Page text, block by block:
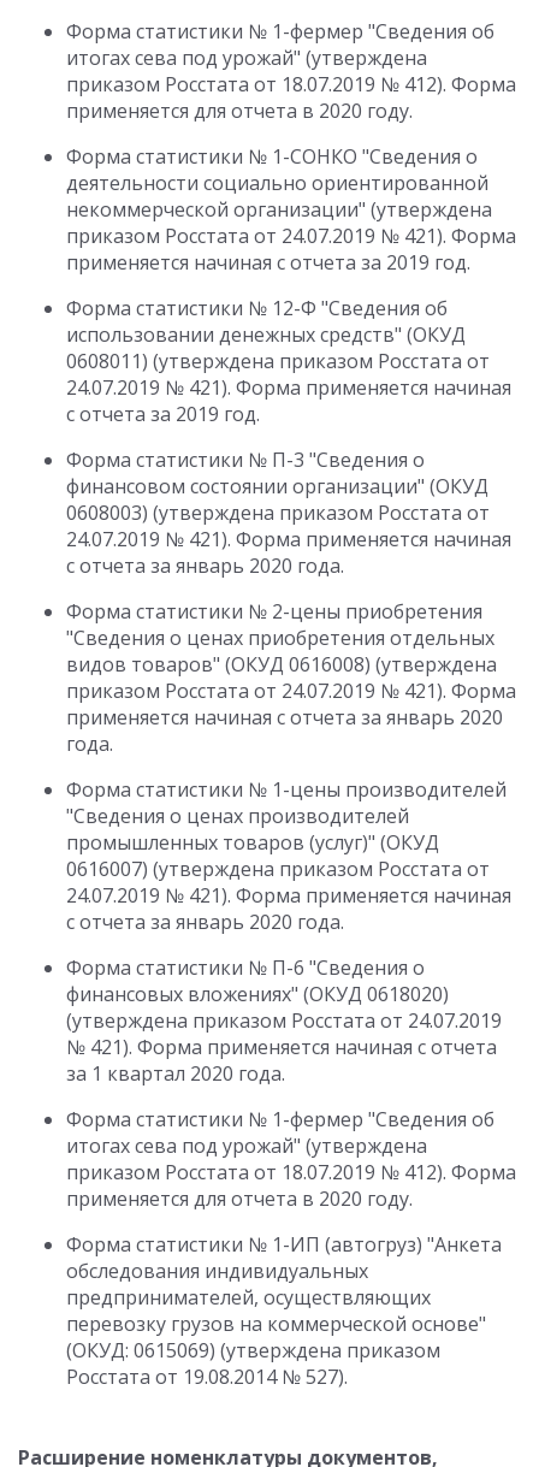
Форма статистики № 1-фермер "Сведения об
итогах сева под урожай" (утверждена
приказом Росстата от 18.07.2019 № 412). Форма
применяется для отчета в 2020 году.
Форма статистики № 1-СОНКО "Сведения о
деятельности социально ориентированной
некоммерческой организации" (утверждена
приказом Росстата от 24.07.2019 № 421). Форма
применяется начиная с отчета за 2019 год.
Форма статистики № 12-Ф "Сведения об
использовании денежных средств" (ОКУД
0608011) (утверждена приказом Росстата от
24.07.2019 № 421). Форма применяется начиная
с отчета за 2019 год.
Форма статистики № П-3 "Сведения о
финансовом состоянии организации" (ОКУД
0608003) (утверждена приказом Росстата от
24.07.2019 № 421). Форма применяется начиная
с отчета за январь 2020 года.
Форма статистики № 2-цены приобретения
"Сведения о ценах приобретения отдельных
видов товаров" (ОКУД 0616008) (утверждена
приказом Росстата от 24.07.2019 № 421). Форма
применяется начиная с отчета за январь 2020
года.
Форма статистики № 1-цены производителей
"Сведения о ценах производителей
промышленных товаров (услуг)" (ОКУД
0616007) (утверждена приказом Росстата от
24.07.2019 № 421). Форма применяется начиная
с отчета за январь 2020 года.
Форма статистики № П-6 "Сведения о
финансовых вложениях" (ОКУД 0618020)
(утверждена приказом Росстата от 24.07.2019
№ 421). Форма применяется начиная с отчета
за 1 квартал 2020 года.
Форма статистики № 1-фермер "Сведения об
итогах сева под урожай" (утверждена
приказом Росстата от 18.07.2019 № 412). Форма
применяется для отчета в 2020 году.
Форма статистики № 1-ИП (автогруз) "Анкета
обследования индивидуальных
предпринимателей, осуществляющих
перевозку грузов на коммерческой основе"
(ОКУД: 0615069) (утверждена приказом
Росстата от 19.08.2014 № 527).
Расширение номенклатуры документов,